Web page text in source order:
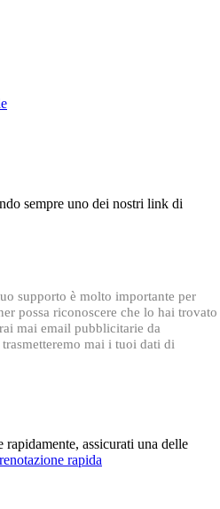
sempre uno dei nostri link di
supporto è molto importante per
possa riconoscere che lo hai trovato
mai email pubblicitarie da
mai i tuoi dati di
assicurati una delle
rapida